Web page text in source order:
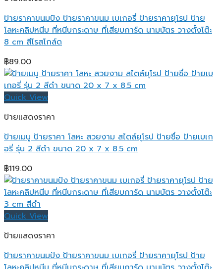
ป้ายราคาขนมปัง ป้ายราคาขนม เบเกอรี่ ป้ายราคายุโรป ป้าย
โลหะคลิปหนีบ ที่หนีบกระดาษ ที่เสียบการ์ด นามบัตร วางตั้งโต๊ะ
8 cm สีโรสโกล์ด
฿89.00
Quick View
ป้ายแสดงราคา
ป้ายเมนู ป้ายราคา โลหะ สวยงาม สไตล์ยุโรป ป้ายชื่อ ป้ายเบเก
อรี่ รุ่น 2 สีดำ ขนาด 20 x 7 x 8.5 cm
฿119.00
Quick View
ป้ายแสดงราคา
ป้ายราคาขนมปัง ป้ายราคาขนม เบเกอรี่ ป้ายราคายุโรป ป้าย